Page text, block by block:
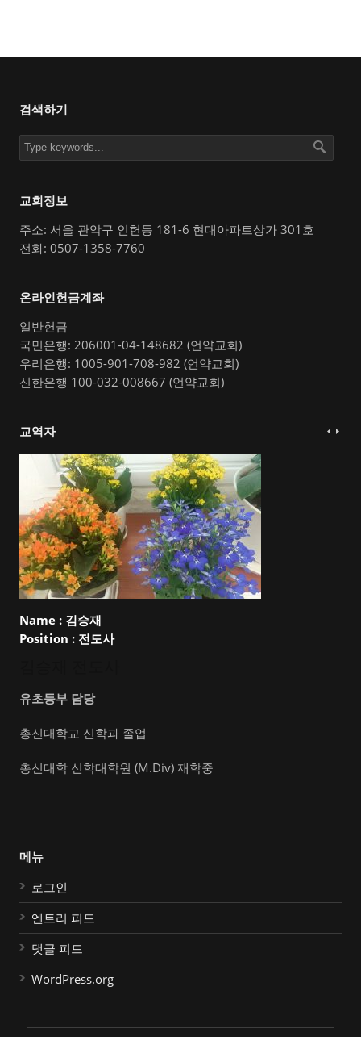
검색하기
교회정보
주소: 서울 관악구 인헌동 181-6 현대아파트상가 301호
전화: 0507-1358-7760
온라인헌금계좌
일반헌금
국민은행: 206001-04-148682 (언약교회)
우리은행: 1005-901-708-982 (언약교회)
신한은행 100-032-008667 (언약교회)
교역자
Name : 김승재
Position : 전도사
유초등부 담당
총신대학교 신학과 졸업
총신대학 신학대학원 (M.Div) 재학중
메뉴
로그인
엔트리 피드
댓글 피드
WordPress.org